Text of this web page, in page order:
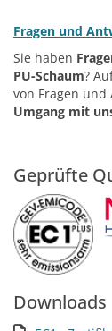
Fragen und
Sie haben
PU-Schaum?
von Fragen
Umgang mit
Geprüfte
Downloads